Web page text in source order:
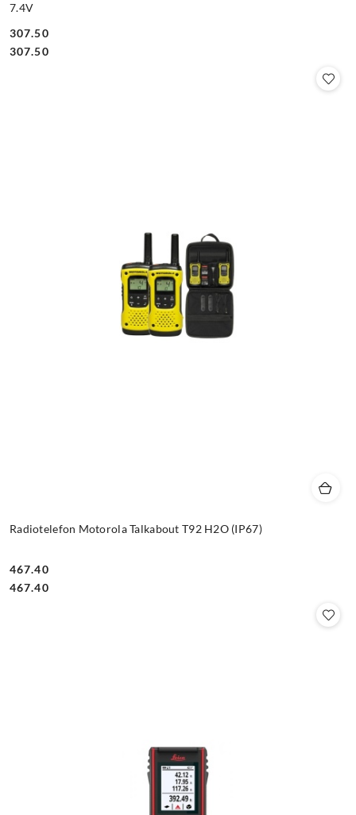
7.4V
Cena:
307.50
Cena:
307.50
Radiotelefon Motorola Talkabout T92 H2O (IP67)
Cena:
467.40
Cena:
467.40